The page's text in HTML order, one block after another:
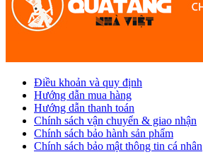
Điều khoản và quy định
Hướng dẫn mua hàng
Hướng dẫn thanh toán
Chính sách vận chuyển & giao nhận
Chính sách bảo hành sản phẩm
Chính sách bảo mật thông tin cá nhân